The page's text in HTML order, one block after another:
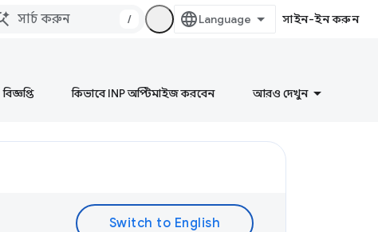
/ সাইন-ইন করুন
বিজ্ঞপ্তি কিভাবে INP অপ্টিমাইজ করবেন আরও দেখুন